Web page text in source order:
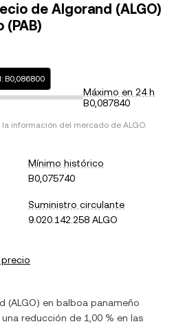
de Algorand (ALGO)
(PAB)
B0,086800
Máximo en 24 h
B0,087840
información del mercado de ALGO.
Mínimo histórico
B0,075740
Suministro circulante
9.020.142.258 ALGO
precio
(ALGO) en balboa panameño
una reducción de 1,00 % en las